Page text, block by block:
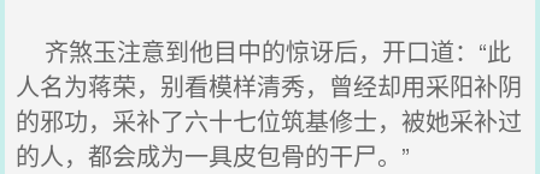
齐煞玉注意到他目中的惊讶后，开口道：“此
人名为蒋荣，别看模样清秀，曾经却用采阳补阴
的邪功，采补了六十七位筑基修士，被她采补过
的人，都会成为一具皮包骨的干尸。”